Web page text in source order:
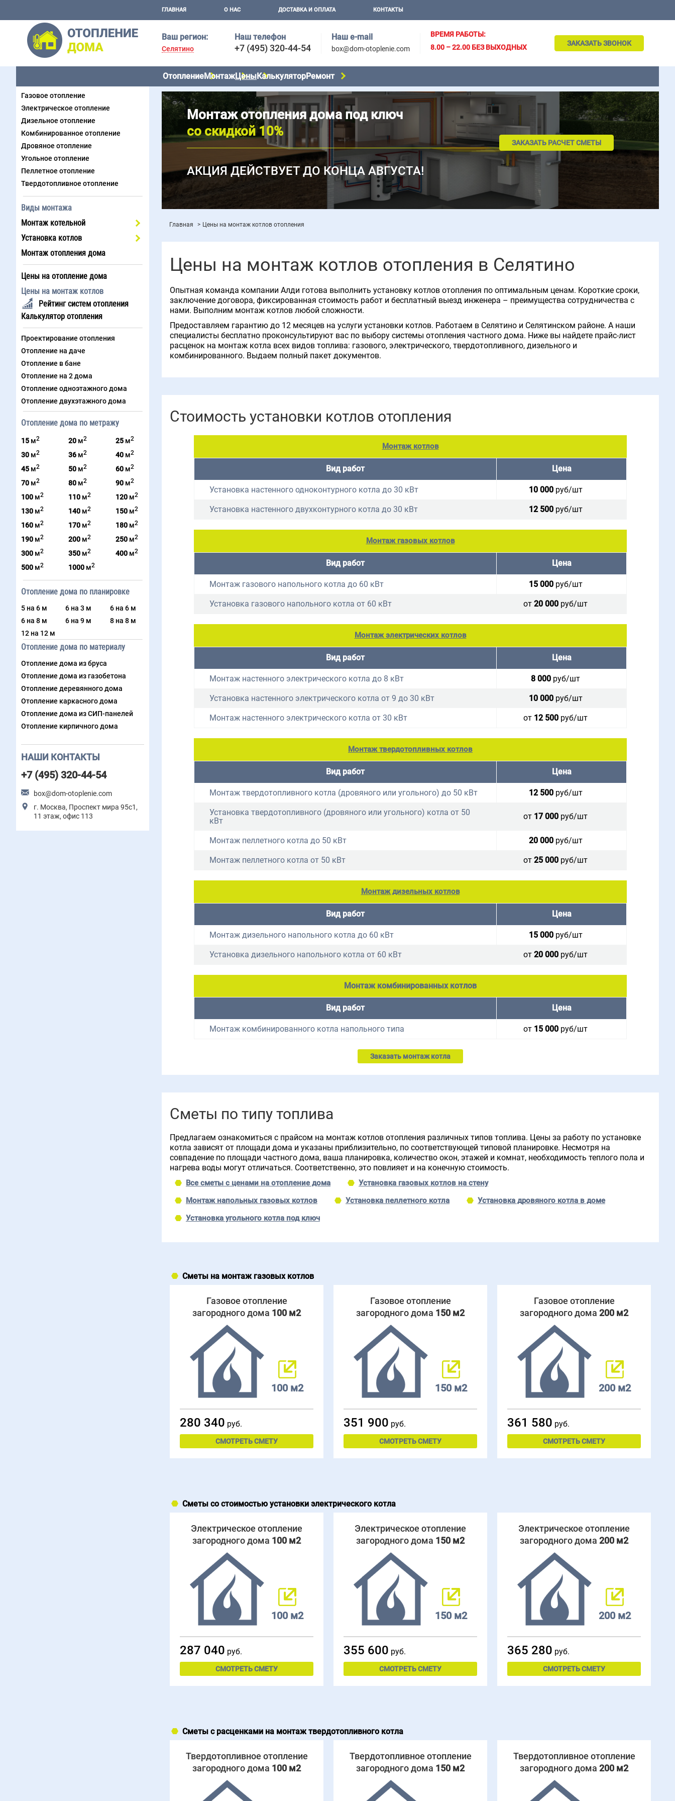
ГЛАВНАЯ О НАС ДОСТАВКА И ОПЛАТА КОНТАКТЫ
Ваш регион:
Селятино
Наш телефон
+7 (495) 320-44-54
Наш e-mail
box@dom-otoplenie.com
ВРЕМЯ РАБОТЫ:
8.00 – 22.00 БЕЗ ВЫХОДНЫХ
ЗАКАЗАТЬ ЗВОНОК
ОтоплениеМонтажЦеныКалькуляторРемонт
Газовое отопление
Электрическое отопление
Дизельное отопление
Комбинированное отопление
Дровяное отопление
Угольное отопление
Пеллетное отопление
Твердотопливное отопление
Виды монтажа
Монтаж котельной
Установка котлов
Монтаж отопления дома
Цены на отопление дома
Цены на монтаж котлов
Рейтинг систем отопления
Калькулятор отопления
Проектирование отопления
Отопление на даче
Отопление в бане
Отопление на 2 дома
Отопление одноэтажного дома
Отопление двухэтажного дома
Отопление дома по метражу
15 м2
30 м2
45 м2
70 м2
100 м2
130 м2
160 м2
190 м2
300 м2
500 м2
20 м2
36 м2
50 м2
80 м2
110 м2
140 м2
170 м2
200 м2
350 м2
1000 м2
25 м2
40 м2
60 м2
90 м2
120 м2
150 м2
180 м2
250 м2
400 м2
Отопление дома по планировке
5 на 6 м 6 на 3 м
6 на 6 м
6 на 8 м
6 на 9 м
8 на 8 м
12 на 12 м
Отопление дома по материалу
Отопление дома из бруса
Отопление дома из газобетона
Отопление деревянного дома
Отопление каркасного дома
Отопление дома из СИП-панелей
Отопление кирпичного дома
НАШИ КОНТАКТЫ
+7 (495) 320-44-54
box@dom-otoplenie.com
г. Москва, Проспект мира 95с1,
11 этаж, офис 113
Монтаж отопления дома под ключ
со скидкой 10%
АКЦИЯ ДЕЙСТВУЕТ ДО КОНЦА АВГУСТА!
ЗАКАЗАТЬ РАСЧЕТ СМЕТЫ
Главная Цены на монтаж котлов отопления
Цены на монтаж котлов отопления в Селятино
Опытная команда компании Алди готова выполнить установку котлов отопления по оптимальным ценам. Короткие сроки,
заключение договора, фиксированная стоимость работ и бесплатный выезд инженера – преимущества сотрудничества с
нами. Выполним монтаж котлов любой сложности.
Предоставляем гарантию до 12 месяцев на услуги установки котлов. Работаем в Селятино и Селятинском районе. А наши
специалисты бесплатно проконсультируют вас по выбору системы отопления частного дома. Ниже вы найдете прайс-лист
расценок на монтаж котла всех видов топлива: газового, электрического, твердотопливного, дизельного и
комбинированного. Выдаем полный пакет документов.
Стоимость установки котлов отопления
Монтаж котлов
Вид работ Цена
Установка настенного одноконтурного котла до 30 кВт 10 000руб/шт
Установка настенного двухконтурного котла до 30 кВт 12 500руб/шт
Монтаж газовых котлов
Вид работ Цена
Монтаж газового напольного котла до 60 кВт 15 000руб/шт
Установка газового напольного котла от 60 кВт от 20 000 руб/шт
Монтаж электрических котлов
Вид работ Цена
Монтаж настенного электрического котла до 8 кВт 8 000 руб/шт
Установка настенного электрического котла от 9 до 30 кВт 10 000руб/шт
Монтаж настенного электрического котла от 30 кВт от 12 500 руб/шт
Монтаж твердотопливных котлов
Вид работ Цена
Монтаж твердотопливного котла (дровяного или угольного) до 50 кВт 12 500руб/шт
Установка твердотопливного (дровяного или угольного) котла от 50
кВт
от 17 000 руб/шт
Монтаж пеллетного котла до 50 кВт 20 000руб/шт
Монтаж пеллетного котла от 50 кВт от 25 000 руб/шт
Монтаж дизельных котлов
Вид работ Цена
Монтаж дизельного напольного котла до 60 кВт 15 000руб/шт
Установка дизельного напольного котла от 60 кВт от 20 000 руб/шт
Монтаж комбинированных котлов
Вид работ Цена
Монтаж комбинированного котла напольного типа от 15 000 руб/шт
Заказать монтаж котла
Сметы по типу топлива
Предлагаем ознакомиться с прайсом на монтаж котлов отопления различных типов топлива. Цены за работу по установке
котла зависят от площади дома и указаны приблизительно, по соответствующей типовой планировке. Несмотря на
совпадение по площади частного дома, ваша планировка, количество окон, этажей и комнат, необходимость теплого пола и
нагрева воды могут отличаться. Соответственно, это повлияет и на конечную стоимость.
Все сметы с ценами на отопление дома
Установка газовых котлов на стену
Монтаж напольных газовых котлов
Установка пеллетного котла
Установка дровяного котла в доме
Установка угольного котла под ключ
Сметы на монтаж газовых котлов
Газовое отопление
загородного дома 100 м2
100 м2
280 340 руб.
СМОТРЕТЬ СМЕТУ
Газовое отопление
загородного дома 150 м2
150 м2
351 900 руб.
СМОТРЕТЬ СМЕТУ
Газовое отопление
загородного дома 200 м2
200 м2
361 580 руб.
СМОТРЕТЬ СМЕТУ
Сметы со стоимостью установки электрического котла
Электрическое отопление
загородного дома 100 м2
100 м2
287 040 руб.
СМОТРЕТЬ СМЕТУ
Электрическое отопление
загородного дома 150 м2
150 м2
355 600 руб.
СМОТРЕТЬ СМЕТУ
Электрическое отопление
загородного дома 200 м2
200 м2
365 280 руб.
СМОТРЕТЬ СМЕТУ
Сметы с расценками на монтаж твердотопливного котла
Твердотопливное отопление
загородного дома 100 м2
Твердотопливное отопление
загородного дома 150 м2
Твердотопливное отопление
загородного дома 200 м2